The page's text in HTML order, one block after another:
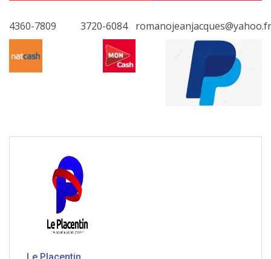
4360-7809 3720-6084 romanojeanjacques@yahoo.fr